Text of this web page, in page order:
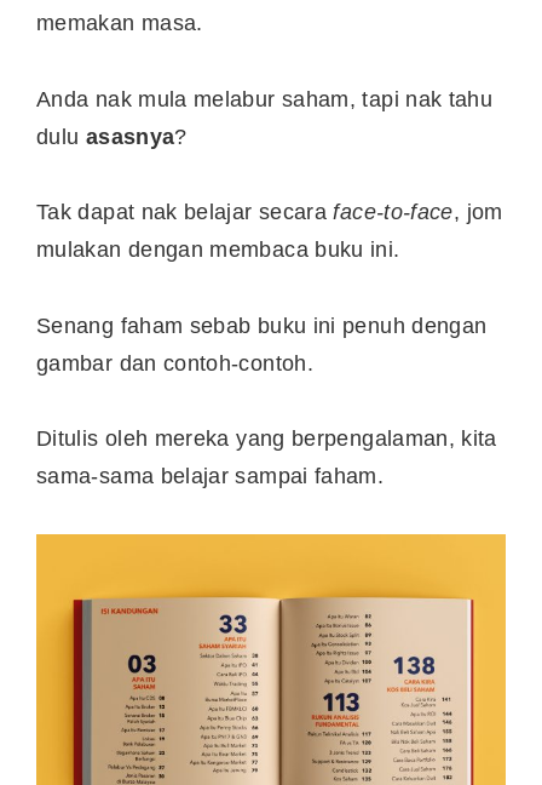
memakan masa.
Anda nak mula melabur saham, tapi nak tahu
dulu asasnya?
Tak dapat nak belajar secaraface-to-face, jom
mulakan dengan membaca buku ini.
Senang faham sebab buku ini penuh dengan
gambar dan contoh-contoh.
Ditulis oleh mereka yang berpengalaman, kita
sama-sama belajar sampai faham.